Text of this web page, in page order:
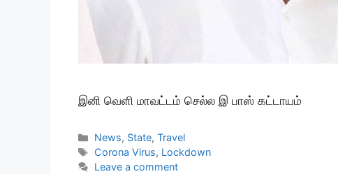
இனி வெளி மாவட்டம் செல்ல இ பாஸ் கட்டாயம்
Categories
News, State,Travel
Tags
Corona Virus, Lockdown
Leave a comment